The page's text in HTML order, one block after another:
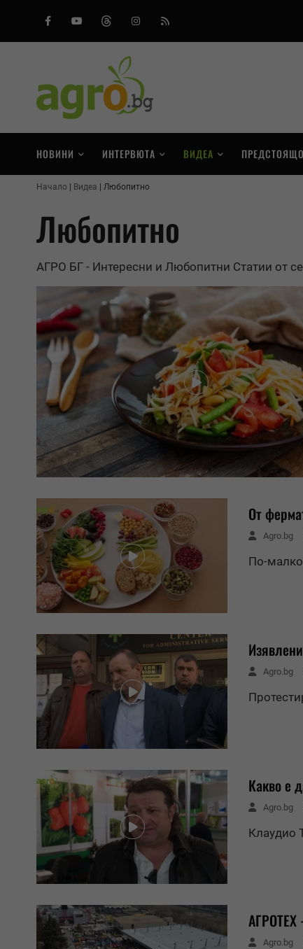
FacebookYoutubeThreadsInstagram
RSS
НОВИНИ ИНТЕРВЮТА ВИДЕА ПРЕДСТОЯЩО
Начало Видеа Любопитно
Любопитно
АГРО БГ - Интересни и Любопитни Статии от
От
Agro.bg
По-
Agro.bg
Какво е
Agro.bg
Клаудио
АГРОТЕХ
Agro.bg